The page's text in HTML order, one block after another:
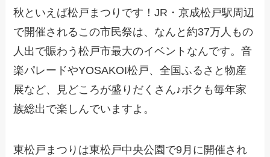
秋といえば松戸まつりです！JR・京成松戸駅周辺
で開催されるこの市民祭は、なんと約37万人もの
人出で賑わう松戸市最大のイベントなんです。音
楽パレードやYOSAKOI松戸、全国ふるさと物産
展など、見どころが盛りだくさん♪ボクも毎年家
族総出で楽しんでいますよ。
東松戸まつりは東松戸中央公園で9月に開催され